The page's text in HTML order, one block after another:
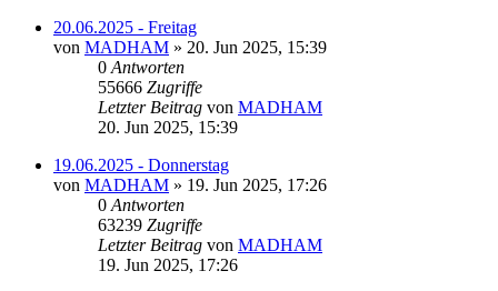
20.06.2025 - Freitag
von MADHAM » 20. Jun 2025, 15:39
0 Antworten
55666 Zugriffe
Letzter Beitrag von MADHAM
20. Jun 2025, 15:39
19.06.2025 - Donnerstag
von MADHAM » 19. Jun 2025, 17:26
0 Antworten
63239 Zugriffe
Letzter Beitrag von MADHAM
19. Jun 2025, 17:26